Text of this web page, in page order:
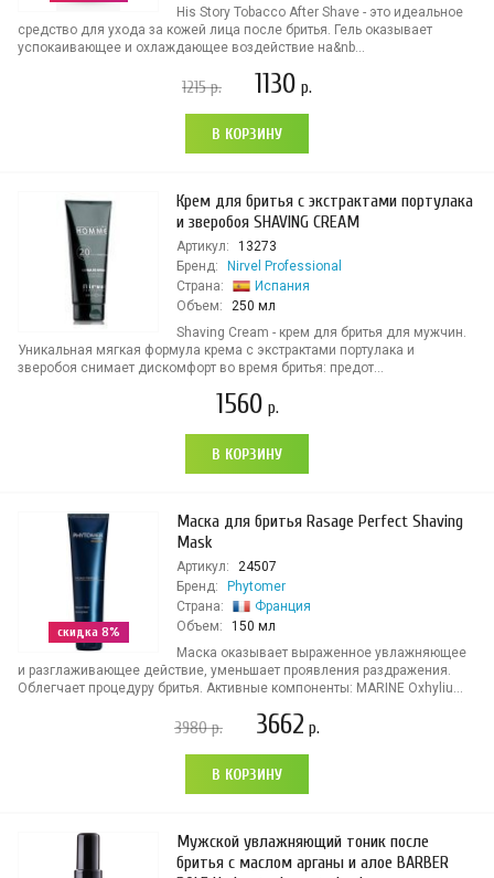
His Story Tobacco After Shave - это идеальное
средство для ухода за кожей лица после бритья. Гель оказывает
успокаивающее и охлаждающее воздействие на&nb...
1215р. 1130 р.
В КОРЗИНУ
Крем для бритья с экстрактами портулака
и зверобоя SHAVING CREAM
Артикул:
13273
Бренд:
Nirvel Professional
Страна:
Испания
Объем:
250 мл
Shaving Cream - крем для бритья для мужчин.
Уникальная мягкая формула крема с экстрактами портулака и
зверобоя снимает дискомфорт во время бритья: предот...
1560 р.
В КОРЗИНУ
скидка 8%
Маска для бритья Rasage Perfect Shaving
Mask
Артикул:
24507
Бренд:
Phytomer
Страна:
Франция
Объем:
150 мл
Маска оказывает выраженное увлажняющее
и разглаживающее действие, уменьшает проявления раздражения.
Облегчает процедуру бритья. Активные компоненты: MARINE Oxhyliu...
3980р. 3662 р.
В КОРЗИНУ
Мужской увлажняющий тоник после
бритья с маслом арганы и алое BARBER